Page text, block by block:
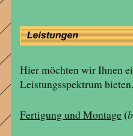
Hier möchten wir Ihnen
Leistungsspektrum bieten.
Fertigung und Montage(